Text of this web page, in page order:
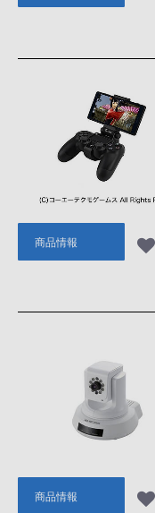
商品情報
商品情報